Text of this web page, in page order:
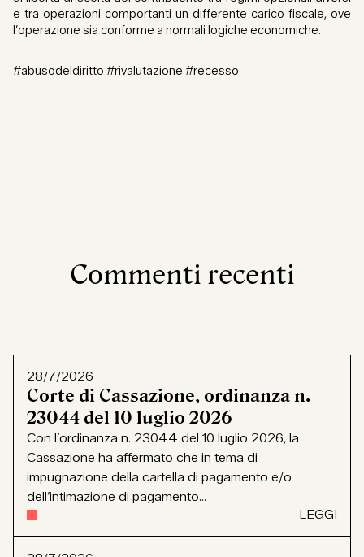
e tra operazioni comportanti un differente carico fiscale, ove
l’operazione sia conforme a normali logiche economiche.
#abusodeldiritto #rivalutazione #recesso
Commenti recenti
28/7/2026
Corte di Cassazione, ordinanza n.
23044 del 10 luglio 2026
Con l’ordinanza n. 23044 del 10 luglio 2026, la
Cassazione ha affermato che in tema di
impugnazione della cartella di pagamento e/o
dell’intimazione di pagamento...
LEGGI